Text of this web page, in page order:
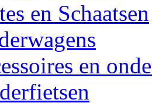
en Schaatsen
en